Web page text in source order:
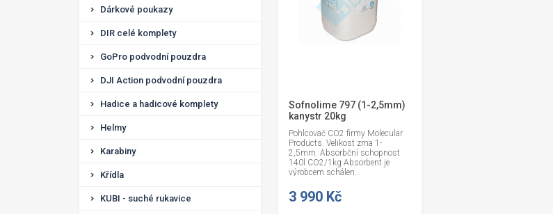
Dárkové poukazy
DIR celé komplety
GoPro podvodní pouzdra
DJI Action podvodní pouzdra
Hadice a hadicové komplety
Helmy
Karabiny
Křídla
KUBI - suché rukavice
Sofnolime 797 (1-2,5mm)
kanystr 20kg
Pohlcovač CO2 firmy Molecular
Products. Velikost zrna 1-
2,5mm. Absorbční schopnost
140l CO2/1kg Absorbent je
výrobcem schálen...
3 990 Kč